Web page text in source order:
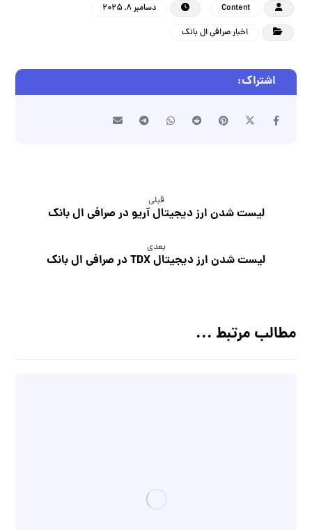
Content
دسامبر 8, 2025
اخبار صرافی ال بانک
قبلی
لیست شدن ارز دیجیتال آریو در صرافی ال بانک
بعدی
لیست شدن ارز دیجیتال TDX در صرافی ال بانک
مطالب مرتبط ...